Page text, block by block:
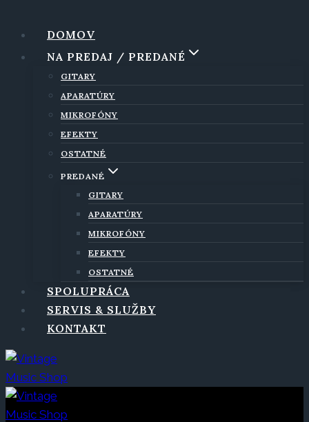
DOMOV
NA PREDAJ / PREDANÉ
GITARY
APARATÚRY
MIKROFÓNY
EFEKTY
OSTATNÉ
PREDANÉ
GITARY
APARATÚRY
MIKROFÓNY
EFEKTY
OSTATNÉ
SPOLUPRÁCA
SERVIS & SLUŽBY
KONTAKT